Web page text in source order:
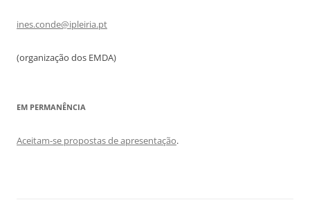
ines.conde@ipleiria.pt
(organização dos EMDA)
EM PERMANÊNCIA
Aceitam-se propostas de apresentação.